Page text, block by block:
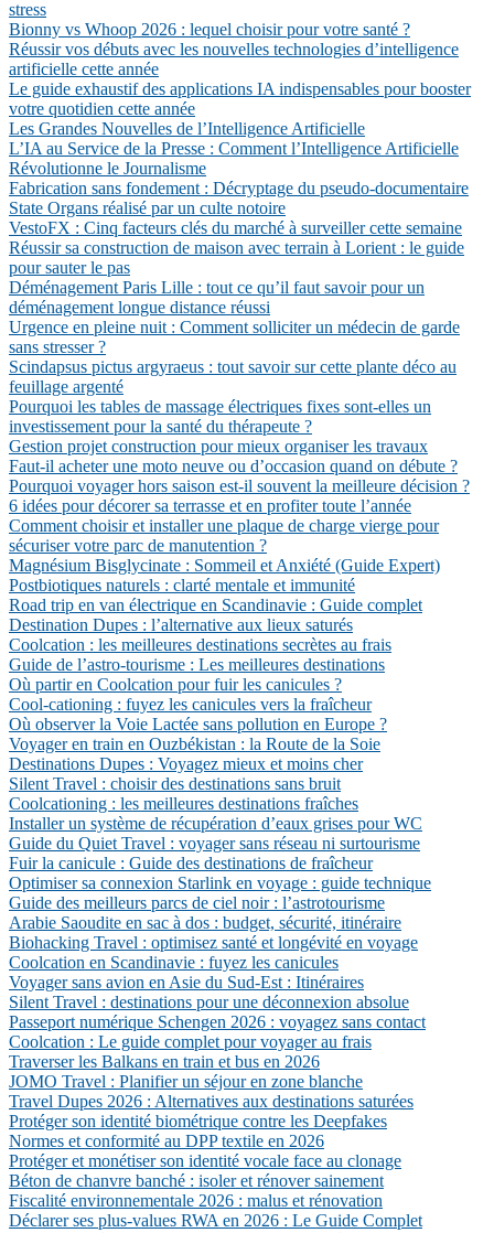
stress
Bionny vs Whoop 2026 : lequel choisir pour votre santé ?
Réussir vos débuts avec les nouvelles technologies d’intelligence
artificielle cette année
Le guide exhaustif des applications IA indispensables pour booster
votre quotidien cette année
Les Grandes Nouvelles de l’Intelligence Artificielle
L’IA au Service de la Presse : Comment l’Intelligence Artificielle
Révolutionne le Journalisme
Fabrication sans fondement : Décryptage du pseudo-documentaire
State Organs réalisé par un culte notoire
VestoFX : Cinq facteurs clés du marché à surveiller cette semaine
Réussir sa construction de maison avec terrain à Lorient : le guide
pour sauter le pas
Déménagement Paris Lille : tout ce qu’il faut savoir pour un
déménagement longue distance réussi
Urgence en pleine nuit : Comment solliciter un médecin de garde
sans stresser ?
Scindapsus pictus argyraeus : tout savoir sur cette plante déco au
feuillage argenté
Pourquoi les tables de massage électriques fixes sont-elles un
investissement pour la santé du thérapeute ?
Gestion projet construction pour mieux organiser les travaux
Faut-il acheter une moto neuve ou d’occasion quand on débute ?
Pourquoi voyager hors saison est-il souvent la meilleure décision ?
6 idées pour décorer sa terrasse et en profiter toute l’année
Comment choisir et installer une plaque de charge vierge pour
sécuriser votre parc de manutention ?
Magnésium Bisglycinate : Sommeil et Anxiété (Guide Expert)
Postbiotiques naturels : clarté mentale et immunité
Road trip en van électrique en Scandinavie : Guide complet
Destination Dupes : l’alternative aux lieux saturés
Coolcation : les meilleures destinations secrètes au frais
Guide de l’astro-tourisme : Les meilleures destinations
Où partir en Coolcation pour fuir les canicules ?
Cool-cationing : fuyez les canicules vers la fraîcheur
Où observer la Voie Lactée sans pollution en Europe ?
Voyager en train en Ouzbékistan : la Route de la Soie
Destinations Dupes : Voyagez mieux et moins cher
Silent Travel : choisir des destinations sans bruit
Coolcationing : les meilleures destinations fraîches
Installer un système de récupération d’eaux grises pour WC
Guide du Quiet Travel : voyager sans réseau ni surtourisme
Fuir la canicule : Guide des destinations de fraîcheur
Optimiser sa connexion Starlink en voyage : guide technique
Guide des meilleurs parcs de ciel noir : l’astrotourisme
Arabie Saoudite en sac à dos : budget, sécurité, itinéraire
Biohacking Travel : optimisez santé et longévité en voyage
Coolcation en Scandinavie : fuyez les canicules
Voyager sans avion en Asie du Sud-Est : Itinéraires
Silent Travel : destinations pour une déconnexion absolue
Passeport numérique Schengen 2026 : voyagez sans contact
Coolcation : Le guide complet pour voyager au frais
Traverser les Balkans en train et bus en 2026
JOMO Travel : Planifier un séjour en zone blanche
Travel Dupes 2026 : Alternatives aux destinations saturées
Protéger son identité biométrique contre les Deepfakes
Normes et conformité au DPP textile en 2026
Protéger et monétiser son identité vocale face au clonage
Béton de chanvre banché : isoler et rénover sainement
Fiscalité environnementale 2026 : malus et rénovation
Déclarer ses plus-values RWA en 2026 : Le Guide Complet